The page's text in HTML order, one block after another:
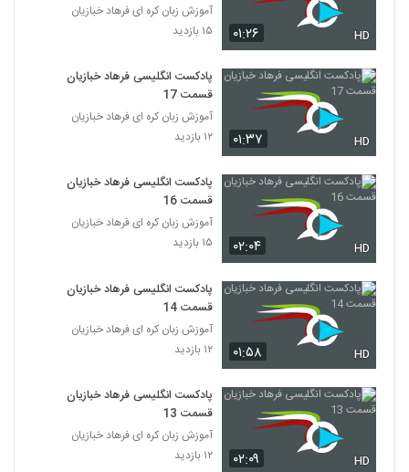
۰۱:۲۶ HD
آموزش زبان کره ای فرهاد خبازیان
۱۵ بازدید
۰۱:۳۷ HD
پادکست انگلیسی فرهاد خبازیان
قسمت 17
آموزش زبان کره ای فرهاد خبازیان
۱۲ بازدید
۰۲:۰۴ HD
پادکست انگلیسی فرهاد خبازیان
قسمت 16
آموزش زبان کره ای فرهاد خبازیان
۱۵ بازدید
۰۱:۵۸ HD
پادکست انگلیسی فرهاد خبازیان
قسمت 14
آموزش زبان کره ای فرهاد خبازیان
۱۲ بازدید
۰۲:۰۹ HD
پادکست انگلیسی فرهاد خبازیان
قسمت 13
آموزش زبان کره ای فرهاد خبازیان
۱۲ بازدید